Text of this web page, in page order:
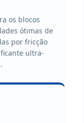
os blocos
ótimas de
por fricção
ultra-